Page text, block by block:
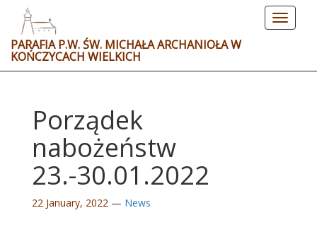
Toggle
PARAFIA P.W. ŚW. MICHAŁA ARCHANIOŁA W
KOŃCZYCACH WIELKICH
Porządek
nabożeństw
23.-30.01.2022
22 January, 2022 — News